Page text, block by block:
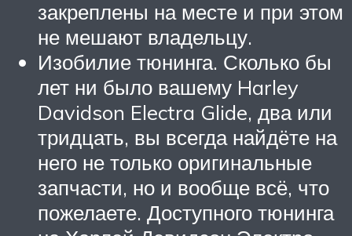
закреплены на месте и при этом
не мешают владельцу.
Изобилие тюнинга. Сколько бы
лет ни было вашему Harley
Davidson Electra Glide, два или
тридцать, вы всегда найдёте на
него не только оригинальные
запчасти, но и вообще всё, что
пожелаете. Доступного тюнинга